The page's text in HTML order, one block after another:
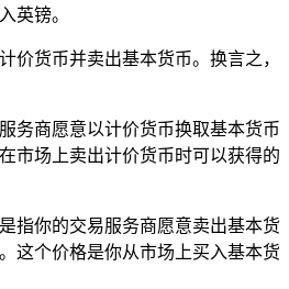
英镑。
价货币并卖出基本货币。换言之，
务商愿意以计价货币换取基本货币
市场上卖出计价货币时可以获得的
指你的交易服务商愿意卖出基本货
这个价格是你从市场上买入基本货